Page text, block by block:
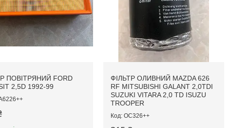
ПОВІТРЯНИЙ FORD
2,5D 1992-99
ФІЛЬТР ОЛИВНИЙ MAZDA 626
RF MITSUBISHI GALANT 2,0TDI
SUZUKI VITARA 2,0 TD ISUZU
TROOPER
OC326++